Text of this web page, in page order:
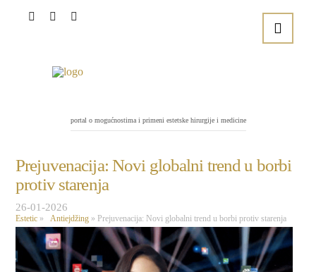
portal o mogućnostima i primeni estetske hirurgije i medicine
Prejuvenacija: Novi globalni trend u borbi
protiv starenja
26-01-2026
Estetic » Antiejdžing » Prejuvenacija: Novi globalni trend u borbi protiv starenja